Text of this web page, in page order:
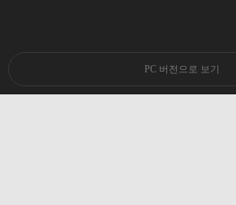
PC 버전으로 보기